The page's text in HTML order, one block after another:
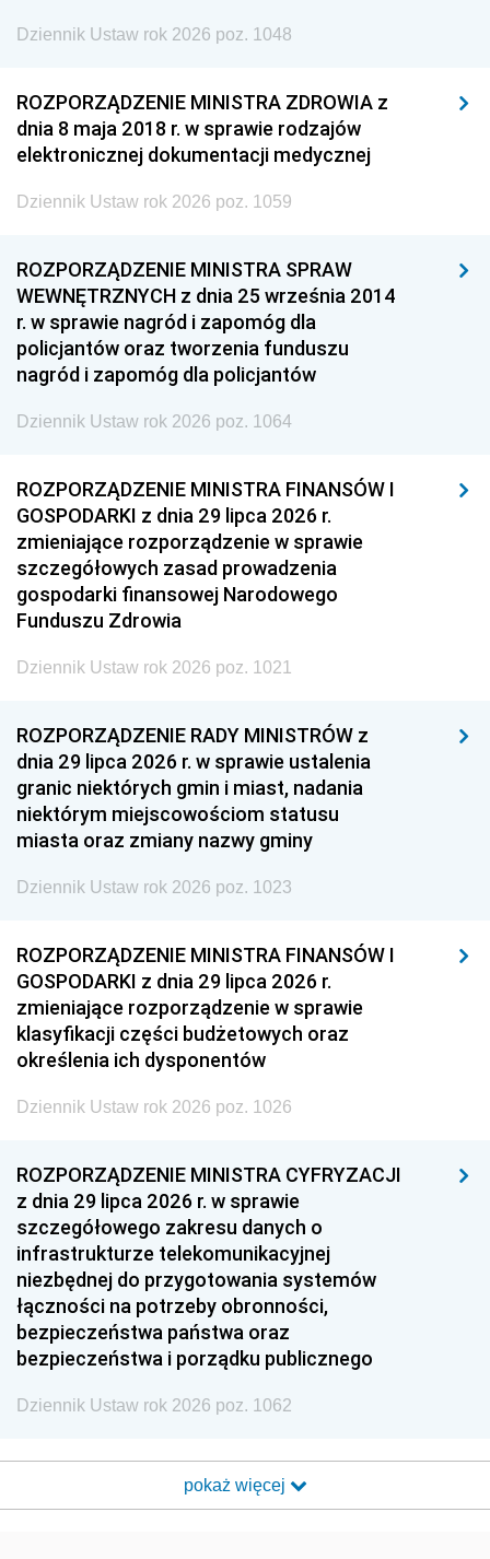
Dziennik Ustaw rok 2026 poz. 1048
ROZPORZĄDZENIE MINISTRA ZDROWIA z
dnia 8 maja 2018 r. w sprawie rodzajów
elektronicznej dokumentacji medycznej
Dziennik Ustaw rok 2026 poz. 1059
ROZPORZĄDZENIE MINISTRA SPRAW
WEWNĘTRZNYCH z dnia 25 września 2014
r. w sprawie nagród i zapomóg dla
policjantów oraz tworzenia funduszu
nagród i zapomóg dla policjantów
Dziennik Ustaw rok 2026 poz. 1064
ROZPORZĄDZENIE MINISTRA FINANSÓW I
GOSPODARKI z dnia 29 lipca 2026 r.
zmieniające rozporządzenie w sprawie
szczegółowych zasad prowadzenia
gospodarki finansowej Narodowego
Funduszu Zdrowia
Dziennik Ustaw rok 2026 poz. 1021
ROZPORZĄDZENIE RADY MINISTRÓW z
dnia 29 lipca 2026 r. w sprawie ustalenia
granic niektórych gmin i miast, nadania
niektórym miejscowościom statusu
miasta oraz zmiany nazwy gminy
Dziennik Ustaw rok 2026 poz. 1023
ROZPORZĄDZENIE MINISTRA FINANSÓW I
GOSPODARKI z dnia 29 lipca 2026 r.
zmieniające rozporządzenie w sprawie
klasyfikacji części budżetowych oraz
określenia ich dysponentów
Dziennik Ustaw rok 2026 poz. 1026
ROZPORZĄDZENIE MINISTRA CYFRYZACJI
z dnia 29 lipca 2026 r. w sprawie
szczegółowego zakresu danych o
infrastrukturze telekomunikacyjnej
niezbędnej do przygotowania systemów
łączności na potrzeby obronności,
bezpieczeństwa państwa oraz
bezpieczeństwa i porządku publicznego
Dziennik Ustaw rok 2026 poz. 1062
pokaż więcej